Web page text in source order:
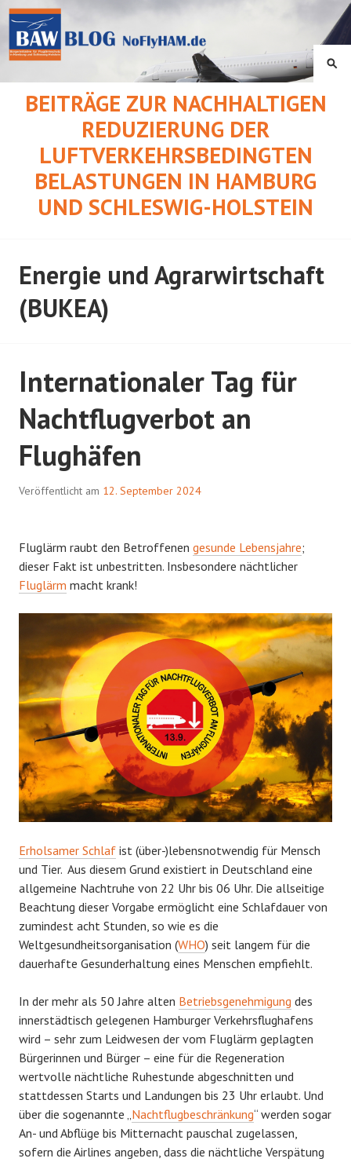
Springe
zum
Inhalt
BEITRÄGE ZUR NACHHALTIGEN
REDUZIERUNG DER
LUFTVERKEHRSBEDINGTEN
BELASTUNGEN IN HAMBURG
UND SCHLESWIG-HOLSTEIN
Energie und Agrarwirtschaft
(BUKEA)
Internationaler Tag für
Nachtflugverbot an
Flughäfen
Veröffentlicht am 12. September 2024
Fluglärm raubt den Betroffenen gesunde Lebensjahre;
dieser Fakt ist unbestritten. Insbesondere nächtlicher
Fluglärm macht krank!
Erholsamer Schlaf ist (über-)lebensnotwendig für Mensch
und Tier. Aus diesem Grund existiert in Deutschland eine
allgemeine Nachtruhe von 22 Uhr bis 06 Uhr. Die allseitige
Beachtung dieser Vorgabe ermöglicht eine Schlafdauer von
zumindest acht Stunden, so wie es die
Weltgesundheitsorganisation (WHO) seit langem für die
dauerhafte Gesunderhaltung eines Menschen empfiehlt.
In der mehr als 50 Jahre alten Betriebsgenehmigung des
innerstädtisch gelegenen Hamburger Verkehrsflughafens
wird – sehr zum Leidwesen der vom Fluglärm geplagten
Bürgerinnen und Bürger – eine für die Regeneration
wertvolle nächtliche Ruhestunde abgeschnitten und
stattdessen Starts und Landungen bis 23 Uhr erlaubt. Und
über die sogenannte „Nachtflugbeschränkung“ werden sogar
An- und Abflüge bis Mitternacht pauschal zugelassen,
sofern die Airlines angeben, dass die nächtliche Verspätung